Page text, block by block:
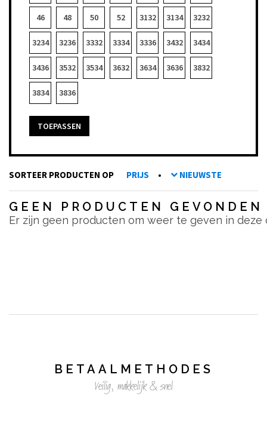
46 48 50 52 3132 3134 3232
3234 3236 3332 3334 3336 3432 3434
3436 3532 3534 3632 3634 3636 3832
3834 3836
TOEPASSEN
SORTEER PRODUCTEN OP PRIJS • NIEUWSTE
GEEN PRODUCTEN GEVONDEN
Er zijn geen producten om weer te geven in deze
BETAALMETHODES
Veilig, makkelijk & snel